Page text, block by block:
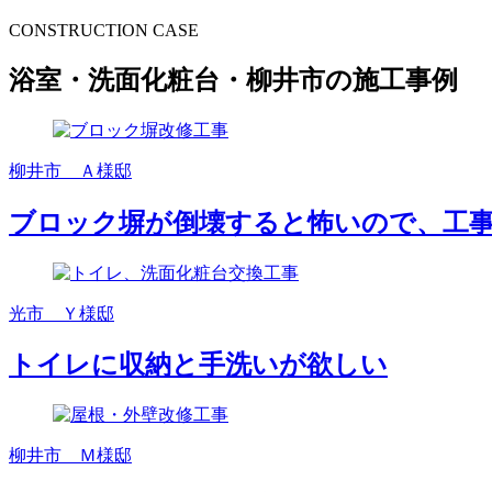
CONSTRUCTION CASE
浴室・洗面化粧台・柳井市の施工事例
柳井市 Ａ様邸
ブロック塀が倒壊すると怖いので、工
光市 Ｙ様邸
トイレに収納と手洗いが欲しい
柳井市 Ｍ様邸